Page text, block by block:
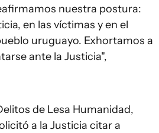
nuestra postura:
en las víctimas y en el
uruguayo. Exhortamos a
ante la Justicia",
de Lesa Humanidad,
a la Justicia citar a